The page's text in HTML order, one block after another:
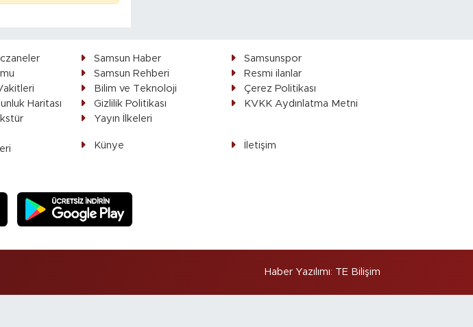
Haritası
Samsun Haber
Samsunspor
Samsun Rehberi
Resmi ilanlar
Bilim ve Teknoloji
Çerez Politikası
Gizlilik Politikası
KVKK Aydınlatma Metni
Yayın İlkeleri
Künye İletişim
Haber Yazılımı: TE Bilişim